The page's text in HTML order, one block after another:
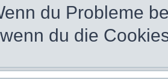
du Probleme
du die